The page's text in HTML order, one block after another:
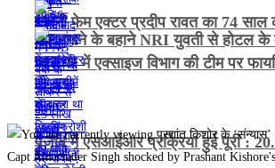
भूत भगाने के बहाने NRI युवती से होटल
गजनी फेम एक्टर प्रदीप रावत का 74 साल
जालंधर में एक्साइज विभाग की टीम पर
पंजाब में एसआईआर प्रक्रिया हुई पूरी :
Capt Amarinder Singh shocked by Prashant